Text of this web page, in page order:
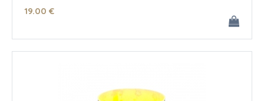
19.00 €